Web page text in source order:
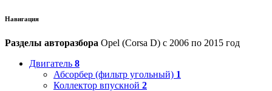
Навигация
Разделы авторазбора Opel (Corsa D) с 2006 по 2015 год
Двигатель 8
Абсорбер (фильтр угольный) 1
Коллектор впускной 2